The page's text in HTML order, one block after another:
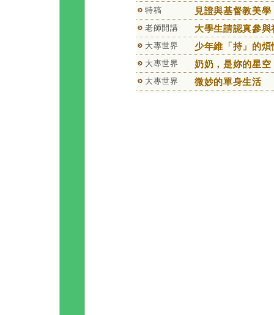
特稿 見證與基督教美學
老師開講 大學生請認真參與
大專世界 少年維「持」的煩
大專世界 奶奶，是妳的星空
大專世界 微妙的單身生活